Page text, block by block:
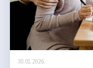
30.01.2026.